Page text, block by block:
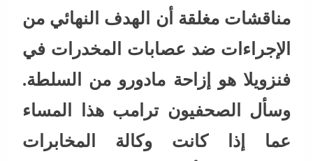
مناقشات مغلقة أن الهدف النهائي من
الإجراءات ضد عصابات المخدرات في
فنزويلا هو إزاحة مادورو من السلطة.
وسأل الصحفيون ترامب هذا المساء
عما إذا كانت وكالة المخابرات